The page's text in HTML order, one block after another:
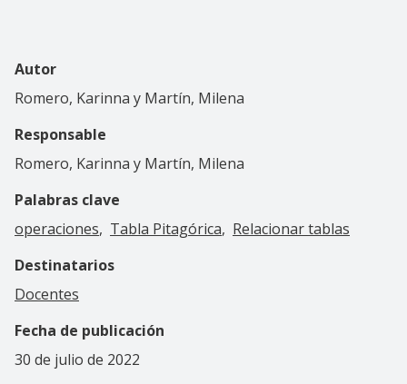
Autor
Romero, Karinna y Martín, Milena
Responsable
Romero, Karinna y Martín, Milena
Palabras clave
operaciones
Tabla Pitagórica
Relacionar tablas
Destinatarios
Docentes
Fecha de publicación
30 de julio de 2022